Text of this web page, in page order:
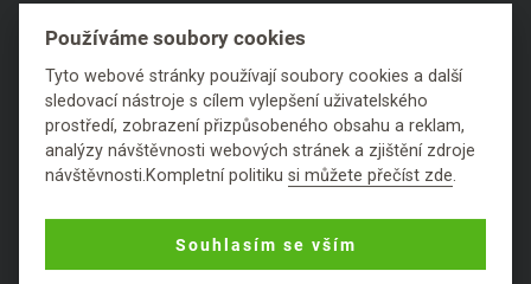
Bílkoviny:
Sůl: 0,01 g
Dle současné legislativy EU je možné u doplňků
tvrzení. Není možné uvádět podrobnější informace,
které by mohly vzbudit dojem jiného prospěšného
účinku - i přes to, že se právě pro tyto vlastnosti
Používáme soubory cookies
Tyto webové stránky používají soubory cookies a další
sledovací nástroje s cílem vylepšení uživatelského
prostředí, zobrazení přizpůsobeného obsahu a reklam,
analýzy návštěvnosti webových stránek a zjištění zdroje
návštěvnosti.Kompletní politikusi můžete přečíst zde.
Souhlasím se vším